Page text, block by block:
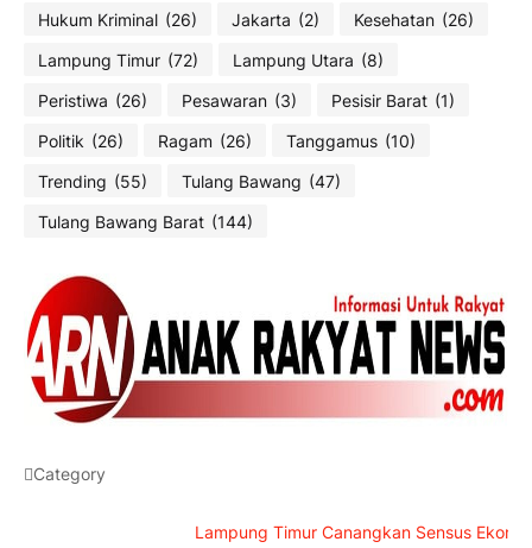
Hukum Kriminal (26) Jakarta (2) Kesehatan (26)
Lampung Timur (72) Lampung Utara (8)
Peristiwa (26) Pesawaran (3) Pesisir Barat (1)
Politik (26) Ragam (26) Tanggamus (10)
Trending (55) Tulang Bawang (47)
Tulang Bawang Barat (144)
Category
Lampung Timur Canangkan Sensus Ekonomi